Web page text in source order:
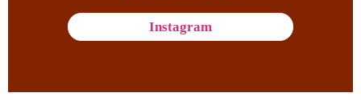
Instagram